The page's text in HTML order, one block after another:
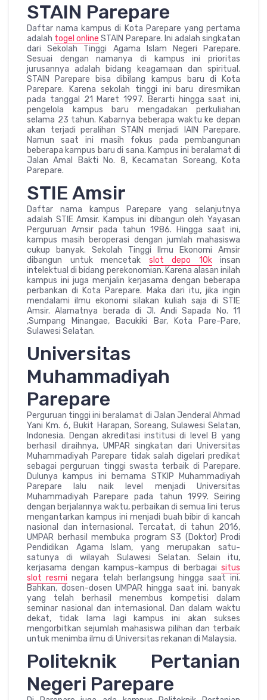
STAIN Parepare
Daftar nama kampus di Kota Parepare yang pertama
adalah togel online STAIN Parepare. Ini adalah singkatan
dari Sekolah Tinggi Agama Islam Negeri Parepare.
Sesuai dengan namanya di kampus ini prioritas
jurusannya adalah bidang keagamaan dan spiritual.
STAIN Parepare bisa dibilang kampus baru di Kota
Parepare. Karena sekolah tinggi ini baru diresmikan
pada tanggal 21 Maret 1997. Berarti hingga saat ini,
pengelola kampus baru mengadakan perkuliahan
selama 23 tahun. Kabarnya beberapa waktu ke depan
akan terjadi peralihan STAIN menjadi IAIN Parepare.
Namun saat ini masih fokus pada pembangunan
beberapa kampus baru di sana. Kampus ini beralamat di
Jalan Amal Bakti No. 8, Kecamatan Soreang, Kota
Parepare.
STIE Amsir
Daftar nama kampus Parepare yang selanjutnya
adalah STIE Amsir. Kampus ini dibangun oleh Yayasan
Perguruan Amsir pada tahun 1986. Hingga saat ini,
kampus masih beroperasi dengan jumlah mahasiswa
cukup banyak. Sekolah Tinggi Ilmu Ekonomi Amsir
dibangun untuk mencetak slot depo 10kinsan
intelektual di bidang perekonomian. Karena alasan inilah
kampus ini juga menjalin kerjasama dengan beberapa
perbankan di Kota Parepare. Maka dari itu, jika ingin
mendalami ilmu ekonomi silakan kuliah saja di STIE
Amsir. Alamatnya berada di Jl. Andi Sapada No. 11
,Sumpang Minangae, Bacukiki Bar, Kota Pare-Pare,
Sulawesi Selatan.
Universitas
Muhammadiyah
Parepare
Perguruan tinggi ini beralamat di Jalan Jenderal Ahmad
Yani Km. 6, Bukit Harapan, Soreang, Sulawesi Selatan,
Indonesia. Dengan akreditasi institusi di level B yang
berhasil diraihnya, UMPAR singkatan dari Universitas
Muhammadiyah Parepare tidak salah digelari predikat
sebagai perguruan tinggi swasta terbaik di Parepare.
Dulunya kampus ini bernama STKIP Muhammadiyah
Parepare lalu naik level menjadi Universitas
Muhammadiyah Parepare pada tahun 1999. Seiring
dengan berjalannya waktu, perbaikan di semua lini terus
mengantarkan kampus ini menjadi buah bibir di kancah
nasional dan internasional. Tercatat, di tahun 2016,
UMPAR berhasil membuka program S3 (Doktor) Prodi
Pendidikan Agama Islam, yang merupakan satu-
satunya di wilayah Sulawesi Selatan. Selain itu,
kerjasama dengan kampus-kampus di berbagai situs
slot resmi negara telah berlangsung hingga saat ini.
Bahkan, dosen-dosen UMPAR hingga saat ini, banyak
yang telah berhasil menembus kompetisi dalam
seminar nasional dan internasional. Dan dalam waktu
dekat, tidak lama lagi kampus ini akan sukses
mengorbitkan sejumlah mahasiswa pilihan dan terbaik
untuk menimba ilmu di Universitas rekanan di Malaysia.
Politeknik Pertanian
Negeri Parepare